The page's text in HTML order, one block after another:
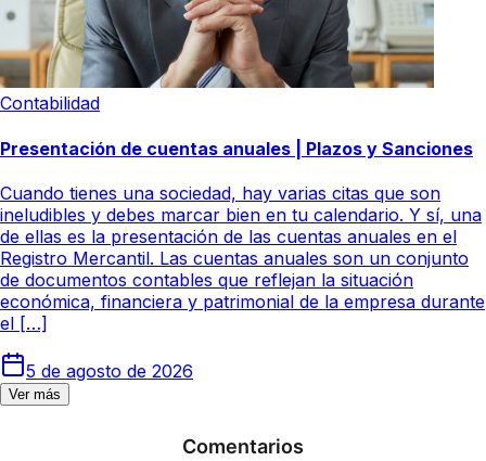
Contabilidad
Presentación de cuentas anuales | Plazos y Sanciones
Cuando tienes una sociedad, hay varias citas que son
ineludibles y debes marcar bien en tu calendario. Y sí, una
de ellas es la presentación de las cuentas anuales en el
Registro Mercantil. Las cuentas anuales son un conjunto
de documentos contables que reflejan la situación
económica, financiera y patrimonial de la empresa durante
el […]
5 de agosto de 2026
Ver más
Comentarios